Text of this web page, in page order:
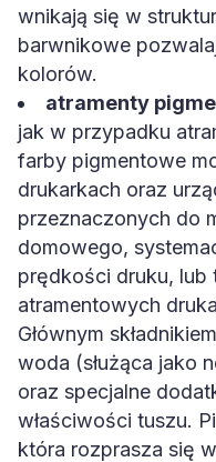
wnikają się w
barwnikowe
kolorów.
atramenty
jak w przypadku
farby pigmentowe
drukarkach oraz
przeznaczonych do
domowego,
prędkości druku, lub
atramentowych
Głównym
woda (służąca jako
oraz specjalne
właściwości tuszu.
która rozprasza się